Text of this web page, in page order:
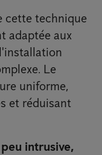
cette technique
adaptée aux
Le
uniforme,
et réduisant
intrusive,